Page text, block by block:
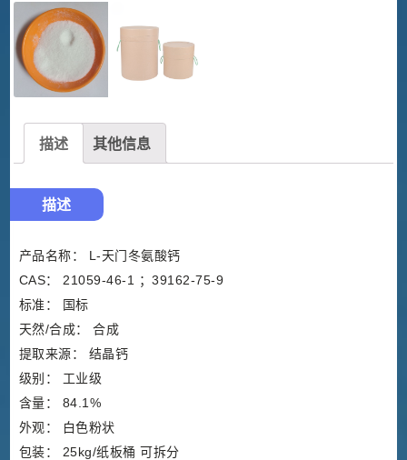
描述 其他信息
描述
产品名称： L-天门冬氨酸钙
CAS： 21059-46-1 ；39162-75-9
标准： 国标
天然/合成： 合成
提取来源： 结晶钙
级别： 工业级
含量： 84.1%
外观： 白色粉状
包装： 25kg/纸板桶 可拆分